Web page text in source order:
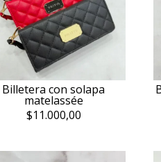
Billetera con solapa
matelassée
$11.000,00